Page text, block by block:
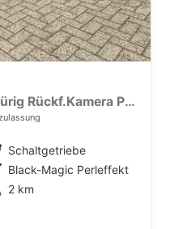
1.0 TSI 95PS Selection 5-türig Rückf.Kamera Parksensoren Sitzheizung Multifunktionslenkrad Klima Skoda-Radio Bluetooth Touchscreen Tempomat Nebelsch. Apple CarPlay + Android Auto
Schaltgetriebe
Black-Magic Perleffekt
2 km